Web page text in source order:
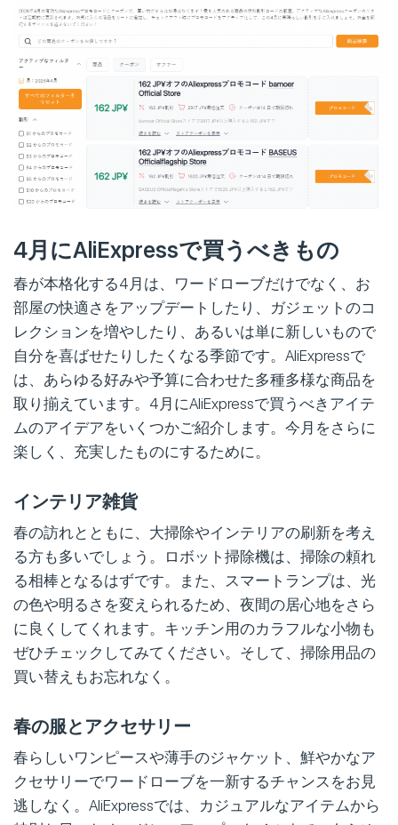
4月にAliExpressで買うべきもの
春が本格化する4月は、ワードローブだけでなく、お
部屋の快適さをアップデートしたり、ガジェットのコ
レクションを増やしたり、あるいは単に新しいもので
自分を喜ばせたりしたくなる季節です。AliExpressで
は、あらゆる好みや予算に合わせた多種多様な商品を
取り揃えています。4月にAliExpressで買うべきアイテ
ムのアイデアをいくつかご紹介します。今月をさらに
楽しく、充実したものにするために。
インテリア雑貨
春の訪れとともに、大掃除やインテリアの刷新を考え
る方も多いでしょう。ロボット掃除機は、掃除の頼れ
る相棒となるはずです。また、スマートランプは、光
の色や明るさを変えられるため、夜間の居心地をさら
に良くしてくれます。キッチン用のカラフルな小物も
ぜひチェックしてみてください。そして、掃除用品の
買い替えもお忘れなく。
春の服とアクセサリー
春らしいワンピースや薄手のジャケット、鮮やかなア
クセサリーでワードローブを一新するチャンスをお見
逃しなく。AliExpressでは、カジュアルなアイテムから